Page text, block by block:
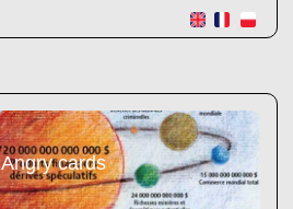
Angry cards